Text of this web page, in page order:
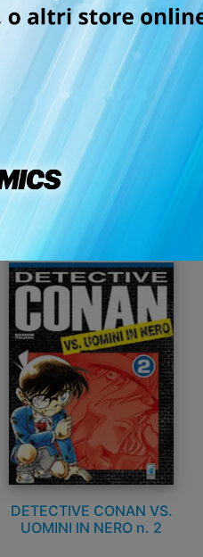
CHILDREN OF THE WHALES
n. 1
25/10/2017
€ 5,90
DETECTIVE CONAN VS.
UOMINI IN NERO n. 2